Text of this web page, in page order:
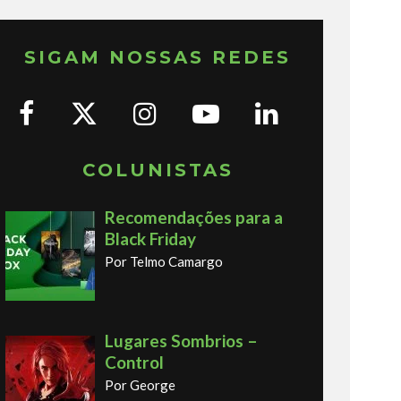
SIGAM NOSSAS REDES
COLUNISTAS
Recomendações para a
Black Friday
Por Telmo Camargo
Lugares Sombrios –
Control
Por George